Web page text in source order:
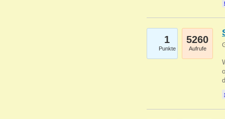
1
Punkte
5260
Aufrufe